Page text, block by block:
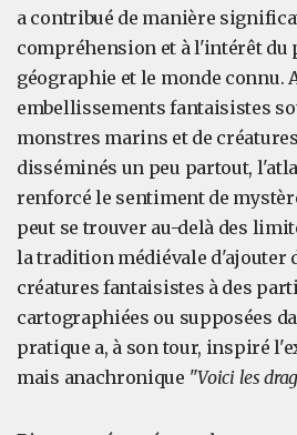
a contribué de manière
compréhension et à l'intérêt du
géographie et le monde connu.
embellissements fantaisistes
monstres marins et de
disséminés un peu partout,
renforcé le sentiment de
peut se trouver au-delà des
la tradition médiévale d'ajouter
créatures fantaisistes à des
cartographiées ou supposées
pratique a, à son tour, inspiré
mais anachronique "Voici les